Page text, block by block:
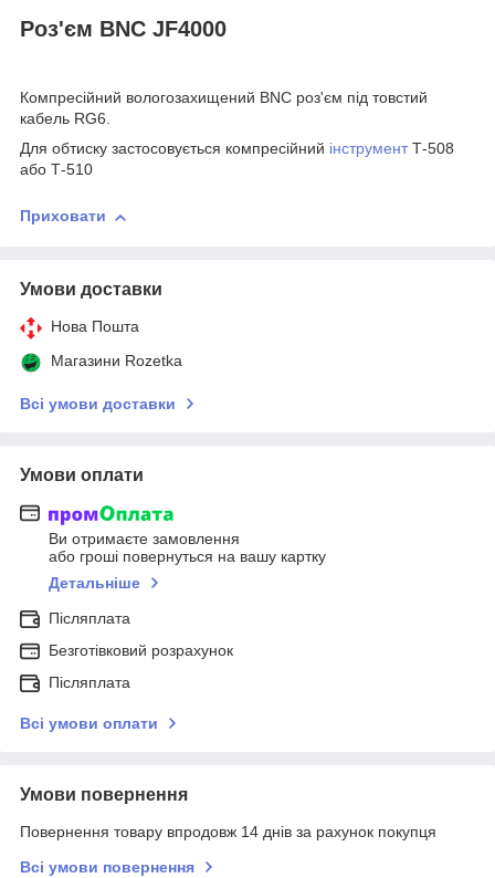
Роз'єм BNC JF4000
Компресійний вологозахищений BNC роз'єм під товстий
кабель RG6.
Для обтиску застосовується компресійний інструментТ-508
або Т-510
Приховати
Умови доставки
Нова Пошта
Магазини Rozetka
Всі умови доставки
Умови оплати
Ви отримаєте замовлення
або гроші повернуться на вашу картку
Детальніше
Післяплата
Безготівковий розрахунок
Післяплата
Всі умови оплати
Умови повернення
Повернення товару впродовж 14 днів за рахунок покупця
Всі умови повернення